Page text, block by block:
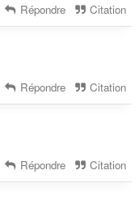
Répondre Citation
Répondre Citation
Répondre Citation